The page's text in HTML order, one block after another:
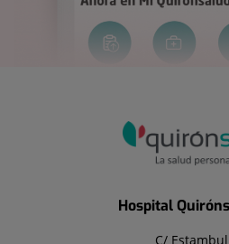
Hospital
C/